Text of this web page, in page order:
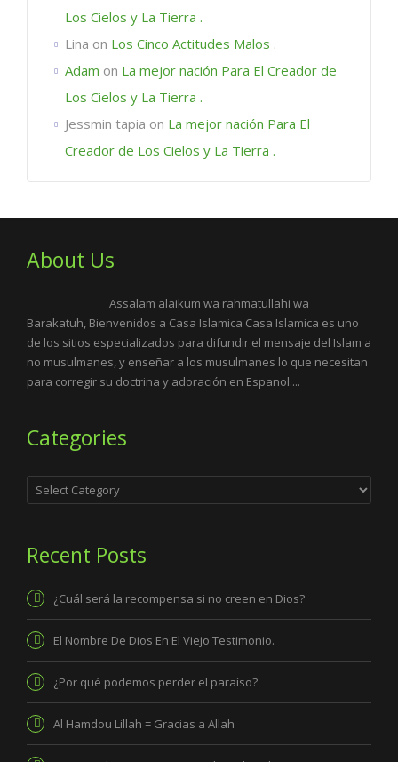
Los Cielos y La Tierra .
Lina on Los Cinco Actitudes Malos .
Adam on La mejor nación Para El Creador de
Los Cielos y La Tierra .
Jessmin tapia on La mejor nación Para El
Creador de Los Cielos y La Tierra .
About Us
Assalam alaikum wa rahmatullahi wa
Barakatuh, Bienvenidos a Casa Islamica Casa Islamica es uno
de los sitios especializados para difundir el mensaje del Islam a
no musulmanes, y enseñar a los musulmanes lo que necesitan
para corregir su doctrina y adoración en Espanol....
Categories
Categories
Recent Posts
¿Cuál será la recompensa si no creen en Dios?
El Nombre De Dios En El Viejo Testimonio.
¿Por qué podemos perder el paraíso?
Al Hamdou Lillah = Gracias a Allah